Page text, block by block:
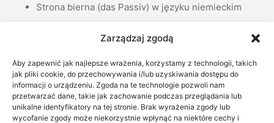
Zarządzaj zgodą
Aby zapewnić jak najlepsze wrażenia, korzystamy z technologii, takich
jak pliki cookie, do przechowywania i/lub uzyskiwania dostępu do
informacji o urządzeniu. Zgoda na te technologie pozwoli nam
przetwarzać dane, takie jak zachowanie podczas przeglądania lub
unikalne identyfikatory na tej stronie. Brak wyrażenia zgody lub
wycofanie zgody może niekorzystnie wpłynąć na niektóre cechy i
Strona bierna (das Passiv) w języku niemieckim
Życzenia noworoczne po niemiecku – 37
propozycji
Codzienny niemiecki – podsumowanie akcji